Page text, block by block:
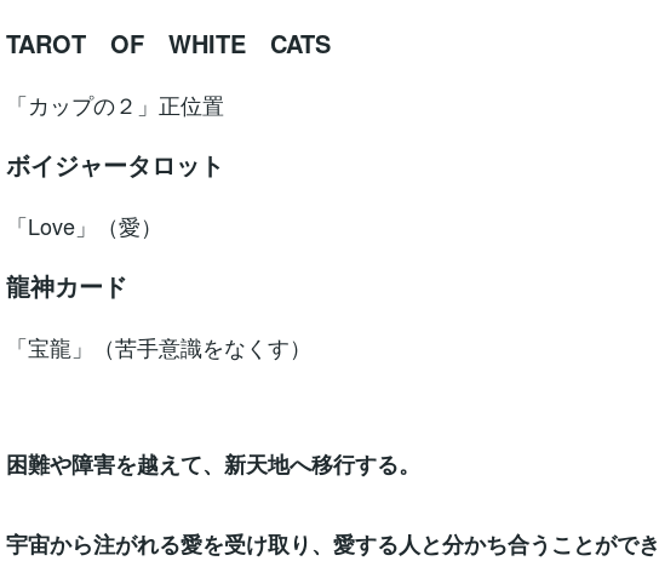
TAROT OF WHITE CATS
「カップの２」正位置
ボイジャータロット
「Love」（愛）
龍神カード
「宝龍」（苦手意識をなくす）
困難や障害を越えて、新天地へ移行する。
宇宙から注がれる愛を受け取り、愛する人と分かち合うことがで